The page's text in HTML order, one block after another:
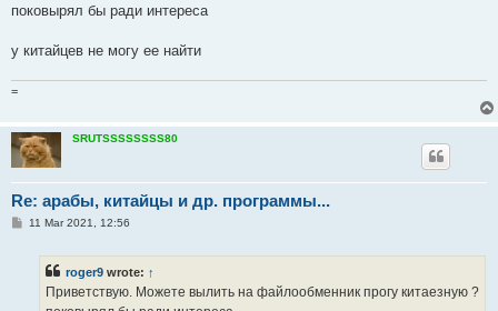
поковырял бы ради интереса
у китайцев не могу ее найти
=
SRUTSSSSSSSS80
Re: арабы, китайцы и др. программы...
P11 Mar 2021, 12:56
roger9 wrote: ↑
Приветствую. Можете вылить на файлообменник прогу китаезную ?